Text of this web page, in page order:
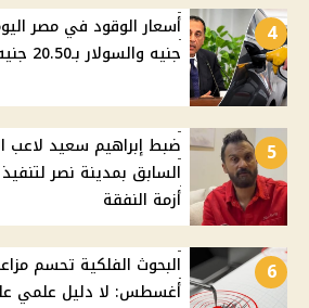
4
جنيه والسولار بـ20.50 جنيه
5
ضبط إبراهيم سعيد لاعب
السابق بمدينة نصر
أزمة النفقة
6
أغسطس: لا دليل علمي